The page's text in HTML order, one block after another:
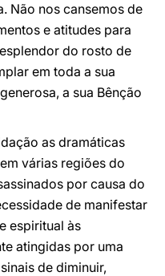
Não nos cansemos de
e atitudes para
do rosto de
em toda a sua
a sua Bênção
as dramáticas
várias regiões do
por causa do
de manifestar
espiritual às
atingidas por uma
de diminuir,